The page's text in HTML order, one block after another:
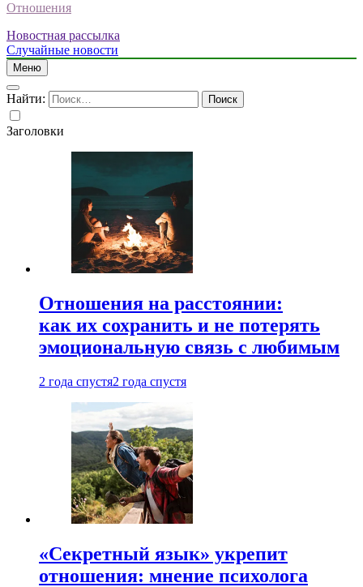
Отношения
Новостная рассылка
Случайные новости
Меню
Найти:
Заголовки
Отношения на расстоянии:
как их сохранить и не потерять
эмоциональную связь с любимым
2 года спустя2 года спустя
«Секретный язык» укрепит
отношения: мнение психолога